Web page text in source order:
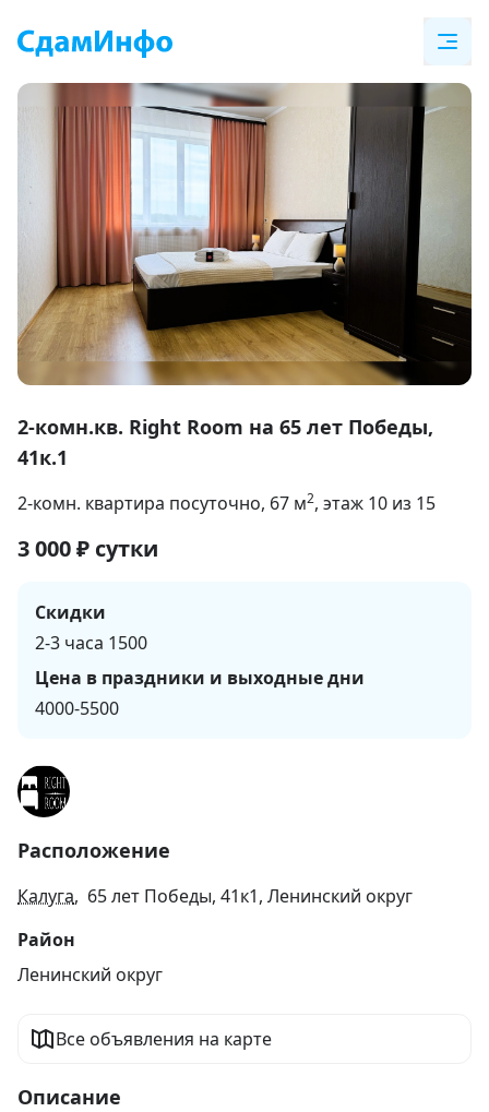
1
of
2-комн.кв. Right Room на 65 лет Победы,
41к.1
2-комн. квартира посуточно, 67 м2, этаж 10 из 15
3 000₽ сутки
Скидки
2-3 часа 1500
Цена в праздники и выходные дни
4000-5500
Расположение
Калуга, 65 лет Победы, 41к1, Ленинский округ
Район
Ленинский округ
Все объявления на карте
Описание